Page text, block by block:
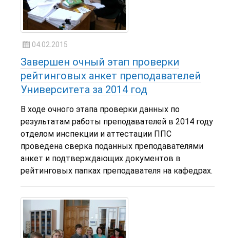
04.02.2015
Завершен очный этап проверки
рейтинговых анкет преподавателей
Университета за 2014 год
В ходе очного этапа проверки данных по
результатам работы преподавателей в 2014 году
отделом инспекции и аттестации ППС
проведена сверка поданных преподавателями
анкет и подтверждающих документов в
рейтинговых папках преподавателя на кафедрах.